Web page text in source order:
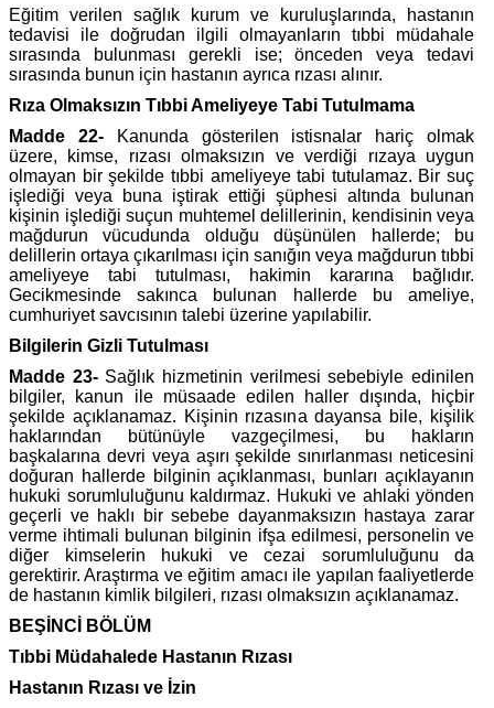
Eğitim verilen sağlık kurum ve kuruluşlarında, hastanın
tedavisi ile doğrudan ilgili olmayanların tıbbi müdahale
sırasında bulunması gerekli ise; önceden veya tedavi
sırasında bunun için hastanın ayrıca rızası alınır.
Rıza Olmaksızın Tıbbi Ameliyeye Tabi Tutulmama
Madde 22-Kanunda gösterilen istisnalar hariç olmak
üzere, kimse, rızası olmaksızın ve verdiği rızaya uygun
olmayan bir şekilde tıbbi ameliyeye tabi tutulamaz. Bir suç
işlediği veya buna iştirak ettiği şüphesi altında bulunan
kişinin işlediği suçun muhtemel delillerinin, kendisinin veya
mağdurun vücudunda olduğu düşünülen hallerde; bu
delillerin ortaya çıkarılması için sanığın veya mağdurun tıbbi
ameliyeye tabi tutulması, hakimin kararına bağlıdır.
Gecikmesinde sakınca bulunan hallerde bu ameliye,
cumhuriyet savcısının talebi üzerine yapılabilir.
Bilgilerin Gizli Tutulması
Madde 23-Sağlık hizmetinin verilmesi sebebiyle edinilen
bilgiler, kanun ile müsaade edilen haller dışında, hiçbir
şekilde açıklanamaz. Kişinin rızasına dayansa bile, kişilik
haklarından bütünüyle vazgeçilmesi, bu hakların
başkalarına devri veya aşırı şekilde sınırlanması neticesini
doğuran hallerde bilginin açıklanması, bunları açıklayanın
hukuki sorumluluğunu kaldırmaz. Hukuki ve ahlaki yönden
geçerli ve haklı bir sebebe dayanmaksızın hastaya zarar
verme ihtimali bulunan bilginin ifşa edilmesi, personelin ve
diğer kimselerin hukuki ve cezai sorumluluğunu da
gerektirir. Araştırma ve eğitim amacı ile yapılan faaliyetlerde
de hastanın kimlik bilgileri, rızası olmaksızın açıklanamaz.
BEŞİNCİ BÖLÜM
Tıbbi Müdahalede Hastanın Rızası
Hastanın Rızası ve İzin